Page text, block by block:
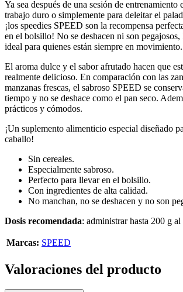
Ya sea después de una sesión de entrenamiento
trabajo duro o simplemente para deleitar el
¡los speedies SPEED son la recompensa
en el bolsillo! No se deshacen ni son pegajosos,
ideal para quienes están siempre en movimiento.
El aroma dulce y el sabor afrutado hacen que
realmente delicioso. En comparación con las
manzanas frescas, el sabroso SPEED se
tiempo y no se deshace como el pan seco.
prácticos y cómodos.
¡Un suplemento alimenticio especial diseñado
caballo!
Sin cereales.
Especialmente sabroso.
Perfecto para llevar en el bolsillo.
Con ingredientes de alta calidad.
No manchan, no se deshacen y no son
Dosis recomendada: administrar hasta 200 g
Marcas: SPEED
Valoraciones del producto